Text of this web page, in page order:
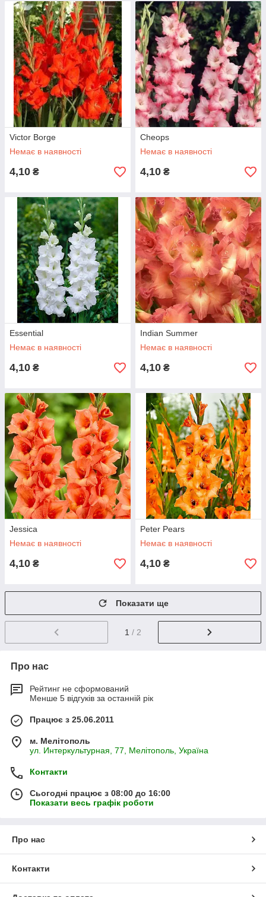
Victor Borge
Немає в наявності
4,10 ₴
Cheops
Немає в наявності
4,10 ₴
Essential
Немає в наявності
4,10 ₴
Indian Summer
Немає в наявності
4,10 ₴
Jessica
Немає в наявності
4,10 ₴
Peter Pears
Немає в наявності
4,10 ₴
Показати ще
1 / 2
Про нас
Рейтинг не сформований
Менше 5 відгуків за останній рік
Працює з 25.06.2011
м. Мелітополь
ул. Интеркультурная, 77, Мелітополь, Україна
Контакти
Сьогодні працює з 08:00 до 16:00
Показати весь графік роботи
Про нас
Контакти